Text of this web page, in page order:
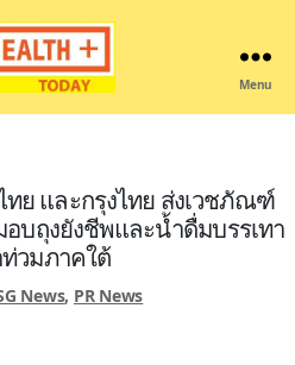
Menu
ย และกรุงไทย ส่งเวชภัณฑ์
บถุงยังชีพและน้ำดื่มบรรเทา
วมภาคใต้
News, PR News